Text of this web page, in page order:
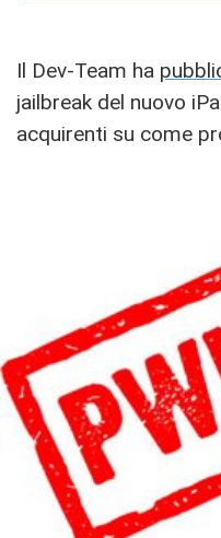
Il Dev-Team ha
jailbreak del nuovo
acquirenti su come